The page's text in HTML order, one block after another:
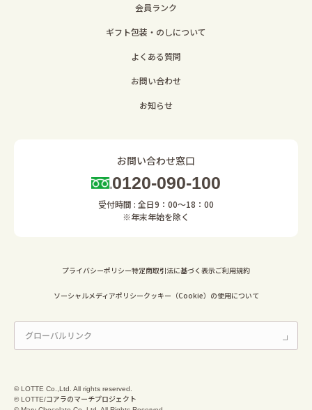
会員ランク
ギフト包装・のしについて
よくある質問
お問い合わせ
お知らせ
お問い合わせ窓口
0120-090-100
受付時間 : 全日9：00～18：00
※年末年始を除く
プライバシーポリシー特定商取引法に基づく表示ご利用規約
ソーシャルメディアポリシークッキー（Cookie）の使用について
© LOTTE Co.,Ltd. All rights reserved.
© LOTTE/コアラのマーチプロジェクト